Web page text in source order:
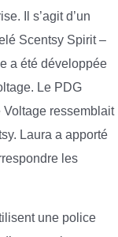
Il s’agit d’un
Scentsy Spirit –
a été développée
Le PDG
Voltage ressemblait
Laura a apporté
les
une police